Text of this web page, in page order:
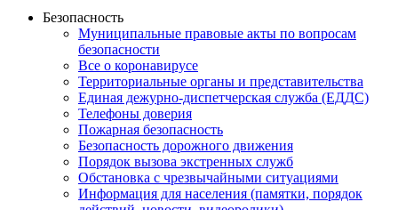
Безопасность
Муниципальные правовые акты по вопросам
безопасности
Все о коронавирусе
Территориальные органы и представительства
Единая дежурно-диспетчерская служба (ЕДДС)
Телефоны доверия
Пожарная безопасность
Безопасность дорожного движения
Порядок вызова экстренных служб
Обстановка с чрезвычайными ситуациями
Информация для населения (памятки, порядок